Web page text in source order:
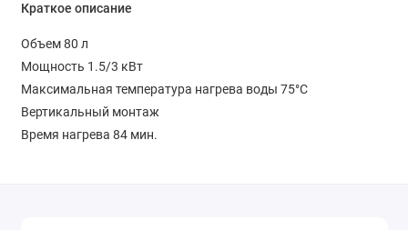
Краткое описание
Объем 80 л
Мощность 1.5/3 кВт
Максимальная температура нагрева воды 75°C
Вертикальный монтаж
Время нагрева 84 мин.